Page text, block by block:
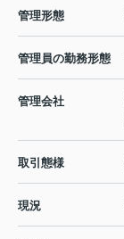
管理形態
管理員の勤務形態
管理会社
取引態様
現況